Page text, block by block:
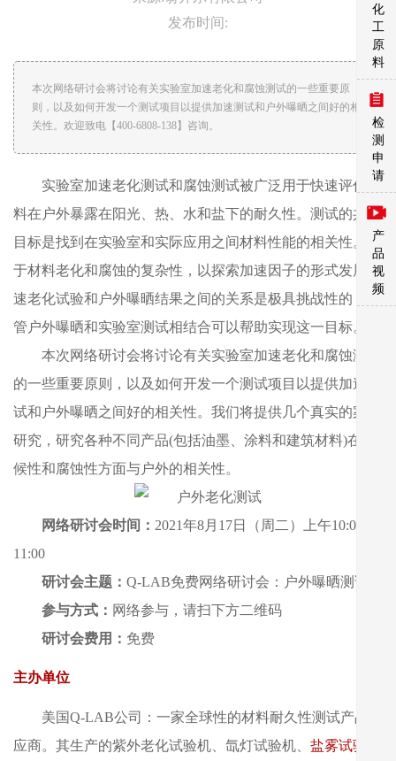
发布时间:
本次网络研讨会将讨论有关实验室加速老化和腐蚀测试的一些重要原
则，以及如何开发一个测试项目以提供加速测试和户外曝晒之间好的相
关性。欢迎致电【400-6808-138】咨询。
实验室加速老化测试和腐蚀测试被广泛用于快速评估材
料在户外暴露在阳光、热、水和盐下的耐久性。测试的共同
目标是找到在实验室和实际应用之间材料性能的相关性。由
于材料老化和腐蚀的复杂性，以探索加速因子的形式发展加
速老化试验和户外曝晒结果之间的关系是极具挑战性的，尽
管户外曝晒和实验室测试相结合可以帮助实现这一目标。
本次网络研讨会将讨论有关实验室加速老化和腐蚀测试
的一些重要原则，以及如何开发一个测试项目以提供加速测
试和户外曝晒之间好的相关性。我们将提供几个真实的案例
研究，研究各种不同产品(包括油墨、涂料和建筑材料)在耐
候性和腐蚀性方面与户外的相关性。
网络研讨会时间： 2021年8月17日（周二）上午10:00-
11:00
研讨会主题： Q-LAB免费网络研讨会：户外曝晒测试
参与方式： 网络参与，请扫下方二维码
研讨会费用： 免费
主办单位
美国Q-LAB公司：一家全球性的材料耐久性测试产品供
应商。其生产的紫外老化试验机、氙灯试验机、 盐雾试验机
化
工
原
料
检
测
申
请
产
品
视
频